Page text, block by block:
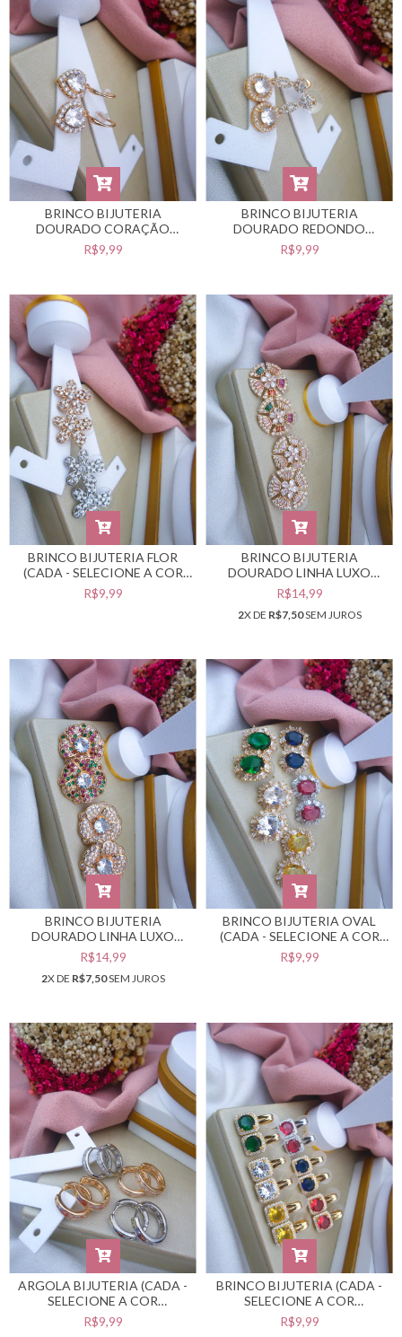
BRINCO BIJUTERIA
DOURADO CORAÇÃO
#B0105506
R$9,99
BRINCO BIJUTERIA
DOURADO REDONDO
#B0105505
R$9,99
BRINCO BIJUTERIA FLOR
(CADA - SELECIONE A COR
DESEJADA) #B0105504
R$9,99
BRINCO BIJUTERIA
DOURADO LINHA LUXO
(CADA - SELECIONE A COR
DESEJADA) #B0105501
R$14,99
2X DE R$7,50SEM JUROS
BRINCO BIJUTERIA
DOURADO LINHA LUXO
(CADA - SELECIONE A COR
DESEJADA) #B0105500
R$14,99
2X DE R$7,50SEM JUROS
BRINCO BIJUTERIA OVAL
(CADA - SELECIONE A COR
DESEJADA) #B0105499
R$9,99
ARGOLA BIJUTERIA (CADA -
SELECIONE A COR
DESEJADA) #B0105498
R$9,99
BRINCO BIJUTERIA (CADA -
SELECIONE A COR
DESEJADA) #B0105497
R$9,99